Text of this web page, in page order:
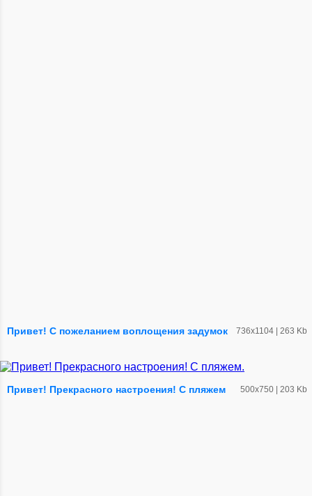
Привет! С пожеланием воплощения задумок 736х1104 | 263 Kb
Привет! Прекрасного настроения! С пляжем 500х750 | 203 Kb